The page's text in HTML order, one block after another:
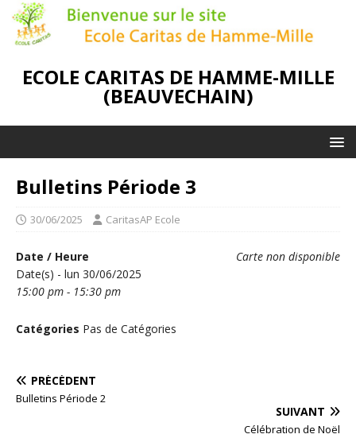
ECOLE CARITAS DE HAMME-MILLE
(BEAUVECHAIN)
Bulletins Période 3
30/06/2025 CaritasAP Ecole
Carte non disponible
Date / Heure
Date(s) - lun 30/06/2025
15:00 pm - 15:30 pm
Catégories Pas de Catégories
PRÉCÉDENT
Bulletins Période 2
SUIVANT
Célébration de Noël